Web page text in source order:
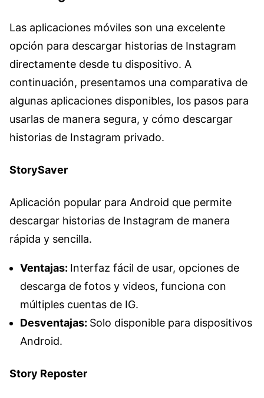
Las aplicaciones móviles son una excelente
opción para descargar historias de Instagram
directamente desde tu dispositivo. A
continuación, presentamos una comparativa de
algunas aplicaciones disponibles, los pasos para
usarlas de manera segura, y cómo descargar
historias de Instagram privado.
StorySaver
Aplicación popular para Android que permite
descargar historias de Instagram de manera
rápida y sencilla.
Ventajas: Interfaz fácil de usar, opciones de
descarga de fotos y videos, funciona con
múltiples cuentas de IG.
Desventajas: Solo disponible para dispositivos
Android.
Story Reposter